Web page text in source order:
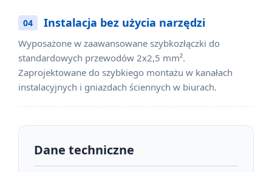
04 Instalacja bez użycia narzędzi
Wyposażone w zaawansowane szybkozłączki do
standardowych przewodów 2x2,5 mm².
Zaprojektowane do szybkiego montażu w kanałach
instalacyjnych i gniazdach ściennych w biurach.
Dane techniczne